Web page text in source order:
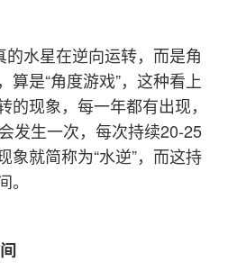
的水星在逆向运转，而是角
算是“角度游戏”，这种看上
现象，每一年都有出现，
发生一次，每次持续20-25
象就简称为“水逆”，而这持